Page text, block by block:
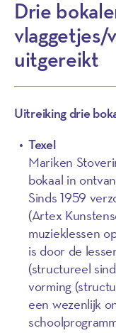
Drie
vlaggetjes/
uitgereikt
Uitreiking drie
Texel
Mariken
bokaal in
Sinds 1959
(Artex
muzieklessen
is door de
(structureel
vorming
een wezenlijk